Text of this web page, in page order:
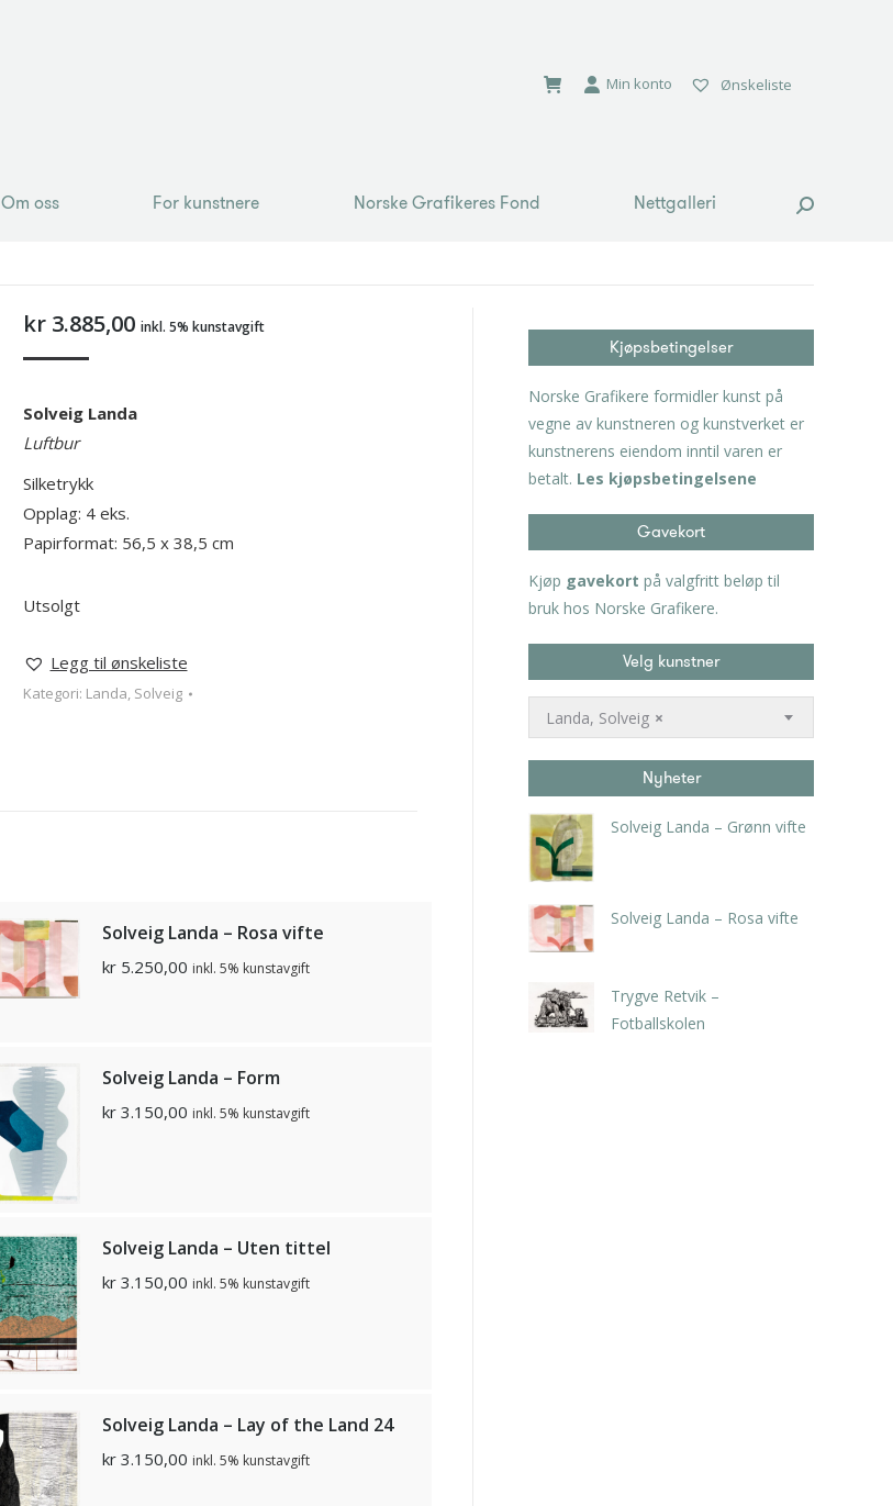
Min konto Ønskeliste
Om oss For kunstnere Norske Grafikeres Fond Nettgalleri Search:
kr3.885,00 inkl. 5% kunstavgift
Solveig Landa
Luftbur
Silketrykk
Opplag: 4 eks.
Papirformat: 56,5 x 38,5 cm
Utsolgt
Legg til ønskeliste
Kategori: Landa, Solveig
Solveig Landa – Rosa vifte
kr5.250,00 inkl. 5% kunstavgift
Solveig Landa – Form
kr3.150,00 inkl. 5% kunstavgift
Solveig Landa – Uten tittel
kr3.150,00 inkl. 5% kunstavgift
Solveig Landa – Lay of the Land 24
kr3.150,00 inkl. 5% kunstavgift
Kjøpsbetingelser
Norske Grafikere formidler kunst på
vegne av kunstneren og kunstverket er
kunstnerens eiendom inntil varen er
betalt. Les kjøpsbetingelsene
Gavekort
Kjøp gavekort på valgfritt beløp til
bruk hos Norske Grafikere.
Velg kunstner
×
Landa, Solveig
Nyheter
Solveig Landa – Grønn vifte
Solveig Landa – Rosa vifte
Trygve Retvik –
Fotballskolen